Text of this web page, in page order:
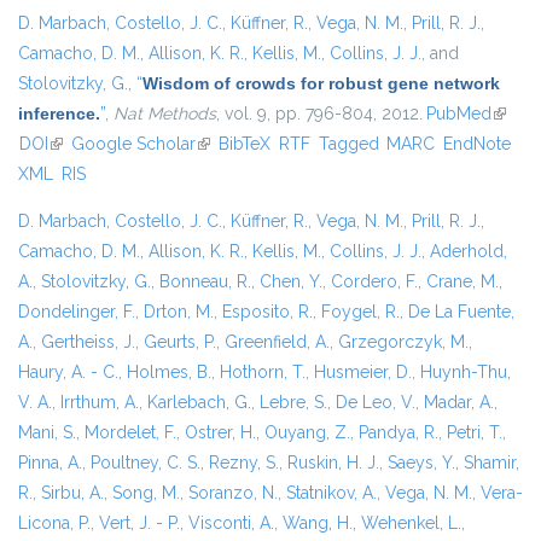
D. Marbach, Costello, J. C., Küffner, R., Vega, N. M., Prill, R. J.,
Camacho, D. M., Allison, K. R., Kellis, M., Collins, J. J., and
Stolovitzky, G., “Wisdom of crowds for robust gene network
inference.”, Nat Methods, vol. 9, pp. 796-804, 2012. PubMed(link is
DOI (link is external)
Google Scholar(link is external)
BibTeX RTF Tagged MARC EndNote
XML RIS
D. Marbach, Costello, J. C., Küffner, R., Vega, N. M., Prill, R. J.,
Camacho, D. M., Allison, K. R., Kellis, M., Collins, J. J., Aderhold,
A., Stolovitzky, G., Bonneau, R., Chen, Y., Cordero, F., Crane, M.,
Dondelinger, F., Drton, M., Esposito, R., Foygel, R., De La Fuente,
A., Gertheiss, J., Geurts, P., Greenfield, A., Grzegorczyk, M.,
Haury, A. - C., Holmes, B., Hothorn, T., Husmeier, D., Huynh-Thu,
V. A., Irrthum, A., Karlebach, G., Lebre, S., De Leo, V., Madar, A.,
Mani, S., Mordelet, F., Ostrer, H., Ouyang, Z., Pandya, R., Petri, T.,
Pinna, A., Poultney, C. S., Rezny, S., Ruskin, H. J., Saeys, Y., Shamir,
R., Sirbu, A., Song, M., Soranzo, N., Statnikov, A., Vega, N. M., Vera-
Licona, P., Vert, J. - P., Visconti, A., Wang, H., Wehenkel, L.,